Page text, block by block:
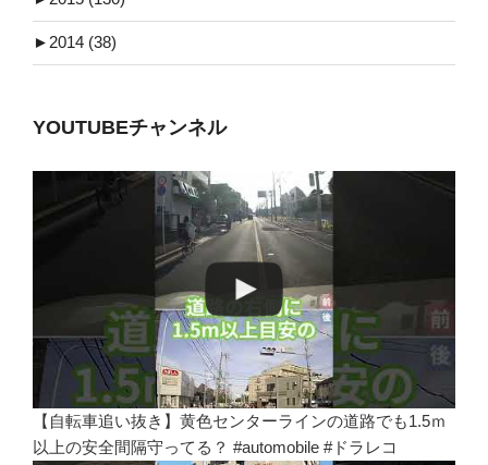
► 2014 (38)
YOUTUBEチャンネル
【自転車追い抜き】黄色センターラインの道路でも1.5ｍ
以上の安全間隔守ってる？ #automobile #ドラレコ